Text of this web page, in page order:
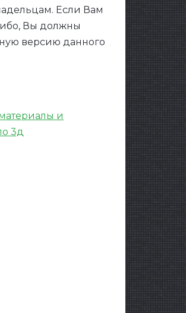
Если Вам
Вы должны
версию данного
и
3д